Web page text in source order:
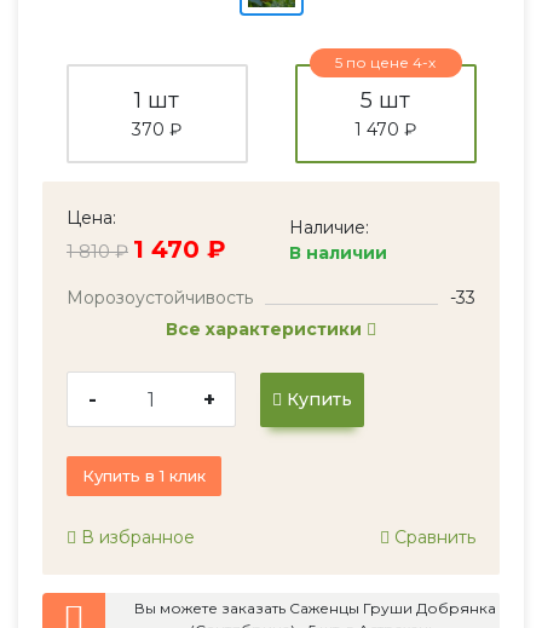
1 шт
370 ₽
5 по цене 4-х
5 шт
1 470 ₽
Цена:
1 810 ₽ 1 470 ₽
Наличие:
В наличии
Морозоустойчивость
-33
Все характеристики
- + Купить
Купить в 1 клик
В избранное Сравнить
Вы можете заказать Саженцы Груши Добрянка